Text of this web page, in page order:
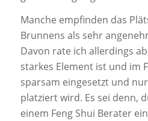
Manche empfinden das
Brunnens als sehr
Davon rate ich allerdings
starkes Element ist und im
sparsam eingesetzt und
platziert wird. Es sei denn,
einem Feng Shui Berater